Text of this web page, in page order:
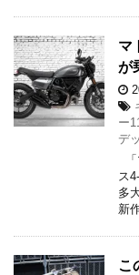
マ
が
ー
デ
「
ス
多
新
こ